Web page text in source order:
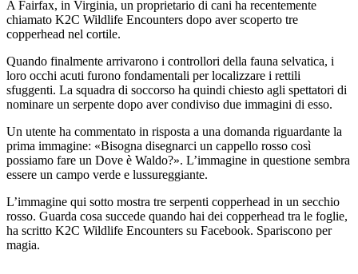
A Fairfax, in Virginia, un proprietario di cani ha recentemente
chiamato K2C Wildlife Encounters dopo aver scoperto tre
copperhead nel cortile.
Quando finalmente arrivarono i controllori della fauna selvatica, i
loro occhi acuti furono fondamentali per localizzare i rettili
sfuggenti. La squadra di soccorso ha quindi chiesto agli spettatori di
nominare un serpente dopo aver condiviso due immagini di esso.
Un utente ha commentato in risposta a una domanda riguardante la
prima immagine: «Bisogna disegnarci un cappello rosso così
possiamo fare un Dove è Waldo?». L’immagine in questione sembra
essere un campo verde e lussureggiante.
L’immagine qui sotto mostra tre serpenti copperhead in un secchio
rosso. Guarda cosa succede quando hai dei copperhead tra le foglie,
ha scritto K2C Wildlife Encounters su Facebook. Spariscono per
magia.